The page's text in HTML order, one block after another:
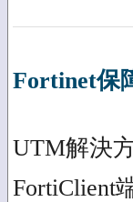
Fortinet保
UTM解決
FortiClient